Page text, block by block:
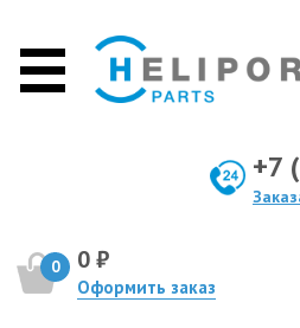
+7
0 0 ₽
Оформить заказ